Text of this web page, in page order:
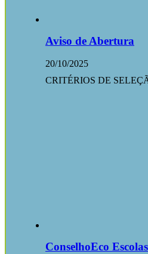
Aviso de Abertura
20/10/2025
CRITÉRIOS DE
ConselhoEco Escolas